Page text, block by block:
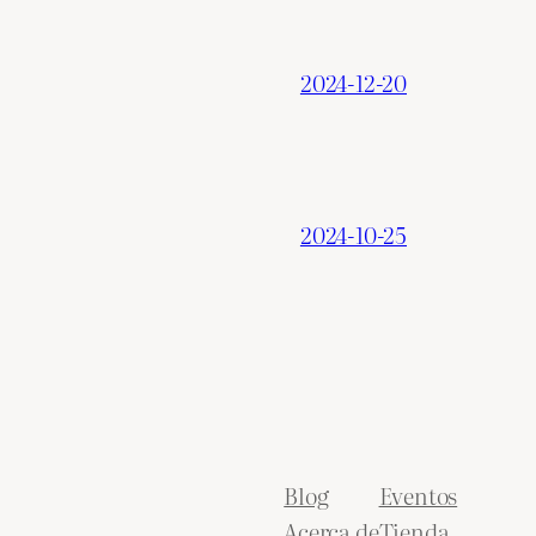
2024-12-20
2024-10-25
Blog
Eventos